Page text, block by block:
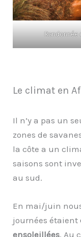
Randonnée
Le climat en
Il n’y a pas un
zones de
la côte a un
saisons sont
au sud.
En mai/juin
journées étaient
ensoleillées. Au